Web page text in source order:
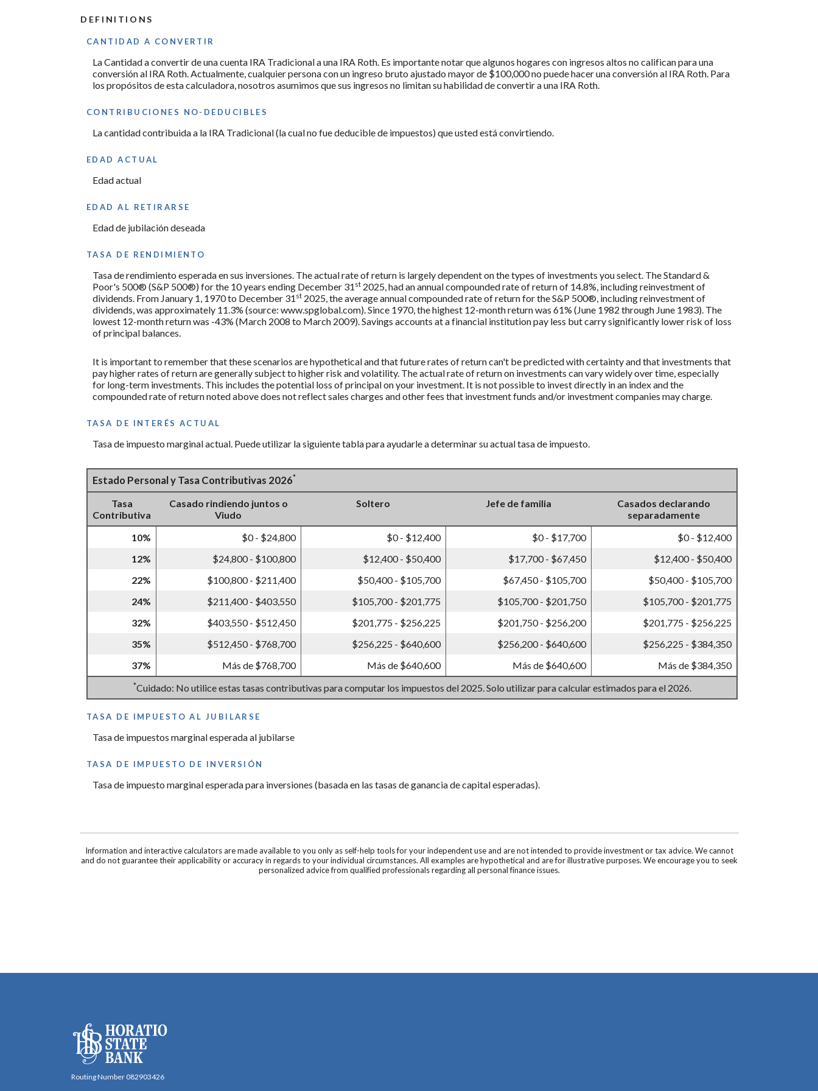
50%
DEFINITIONS
CANTIDAD A CONVERTIR
La Cantidad a convertir de una cuenta IRA Tradicional a una IRA Roth. Es importante notar que algunos hogares con ingresos altos no califican para una
conversión al IRA Roth. Actualmente, cualquier persona con un ingreso bruto ajustado mayor de $100,000 no puede hacer una conversión al IRA Roth. Para
los propósitos de esta calculadora, nosotros asumimos que sus ingresos no limitan su habilidad de convertir a una IRA Roth.
CONTRIBUCIONES NO-DEDUCIBLES
La cantidad contribuida a la IRA Tradicional (la cual no fue deducible de impuestos) que usted está convirtiendo.
EDAD ACTUAL
Edad actual
EDAD AL RETIRARSE
Edad de jubilación deseada
TASA DE RENDIMIENTO
Tasa de rendimiento esperada en sus inversiones. The actual rate of return is largely dependent on the types of investments you select. The Standard &
Poor's 500® (S&P 500®) for the 10 years ending December 31 st 2025, had an annual compounded rate of return of 14.8%, including reinvestment of
dividends. From January 1, 1970 to December 31 st 2025, the average annual compounded rate of return for the S&P 500®, including reinvestment of
dividends, was approximately 11.3% (source: www.spglobal.com). Since 1970, the highest 12-month return was 61% (June 1982 through June 1983). The
lowest 12-month return was -43% (March 2008 to March 2009). Savings accounts at a financial institution pay less but carry significantly lower risk of loss
of principal balances.
It is important to remember that these scenarios are hypothetical and that future rates of return can't be predicted with certainty and that investments that
pay higher rates of return are generally subject to higher risk and volatility. The actual rate of return on investments can vary widely over time, especially
for long-term investments. This includes the potential loss of principal on your investment. It is not possible to invest directly in an index and the
compounded rate of return noted above does not reflect sales charges and other fees that investment funds and/or investment companies may charge.
TASA DE INTERÉS ACTUAL
Tasa de impuesto marginal actual. Puede utilizar la siguiente tabla para ayudarle a determinar su actual tasa de impuesto.
Estado Personal y Tasa Contributivas 2026*
Tasa
Contributiva
Casado rindiendo juntos o
Viudo
Soltero Jefe de familia
Casados declarando
separadamente
10%
$0 - $24,800 $0 - $12,400 $0 - $17,700
$0 - $12,400
12%
$24,800 - $100,800 $12,400 - $50,400 $17,700 - $67,450
$12,400 - $50,400
22%
$100,800 - $211,400 $50,400 - $105,700 $67,450 - $105,700
$50,400 - $105,700
24%
$211,400 - $403,550 $105,700 - $201,775 $105,700 - $201,750
$105,700 - $201,775
32%
$403,550 - $512,450 $201,775 - $256,225 $201,750 - $256,200
$201,775 - $256,225
35%
$512,450 - $768,700 $256,225 - $640,600 $256,200 - $640,600
$256,225 - $384,350
37%
Más de $768,700 Más de $640,600 Más de $640,600 Más de $384,350
*Cuidado: No utilice estas tasas contributivas para computar los impuestos del 2025. Solo utilizar para calcular estimados para el 2026.
TASA DE IMPUESTO AL JUBILARSE
Tasa de impuestos marginal esperada al jubilarse
TASA DE IMPUESTO DE INVERSIÓN
Tasa de impuesto marginal esperada para inversiones (basada en las tasas de ganancia de capital esperadas).
Information and interactive calculators are made available to you only as self-help tools for your independent use and are not intended to provide investment or tax advice. We cannot
and do not guarantee their applicability or accuracy in regards to your individual circumstances. All examples are hypothetical and are for illustrative purposes. We encourage you to seek
personalized advice from qualified professionals regarding all personal finance issues.
Horatio State Bank
Routing Number 082903426